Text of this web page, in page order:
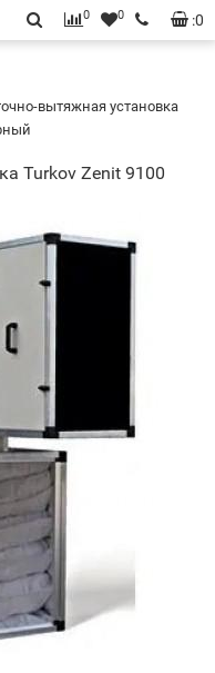
:0
0 0
вытяжная установка
Turkov Zenit 9100